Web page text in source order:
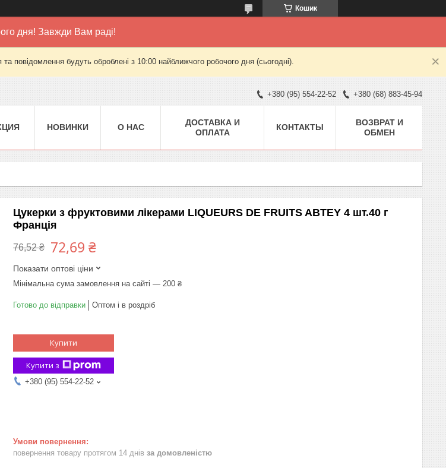
Кошик
дня! Завжди Вам раді!
повідомлення будуть оброблені з 10:00 найближчого робочого дня (сьогодні).
+380 (95) 554-22-52 +380 (68) 883-45-94
НОВИНКИ О НАС
ДОСТАВКА И
ОПЛАТА
КОНТАКТЫ
ВОЗВРАТ И
ОБМЕН
Цукерки з фруктовими лікерами LIQUEURS DE FRUITS ABTEY 4 шт.40 г
Франція
76,52 ₴ 72,69 ₴
Показати оптові ціни
Мінімальна сума замовлення на сайті — 200 ₴
Готово до відправки Оптом і в роздріб
Купити
Купити з
+380 (95) 554-22-52
повернення товару протягом 14 днів за домовленістю